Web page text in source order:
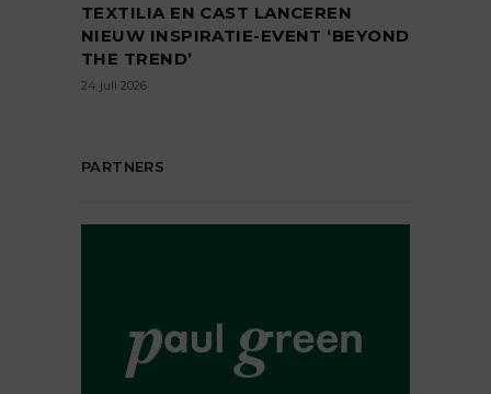
TEXTILIA EN CAST LANCEREN
NIEUW INSPIRATIE-EVENT ‘BEYOND
THE TREND’
24 juli 2026
PARTNERS